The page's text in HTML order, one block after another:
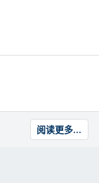
阅读更多...